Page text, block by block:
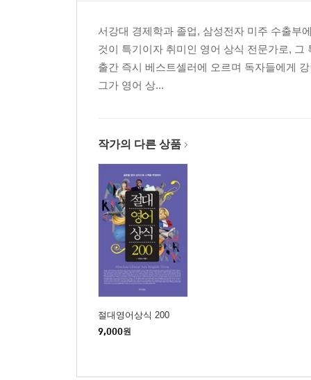
서강대 경제학과 졸업, 삼성전자 미주 수출부
것이 특기이자 취미인 영어 상식 전문가로,
출간 즉시 베스트셀러에 오르며 독자들에게
그가 영어 상...
작가의 다른 상품
절대영어상식 200
9,000원